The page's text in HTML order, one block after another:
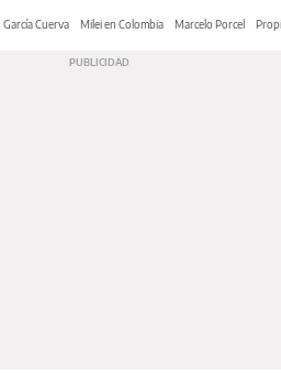
García Cuerva Milei en Colombia Marcelo Porcel